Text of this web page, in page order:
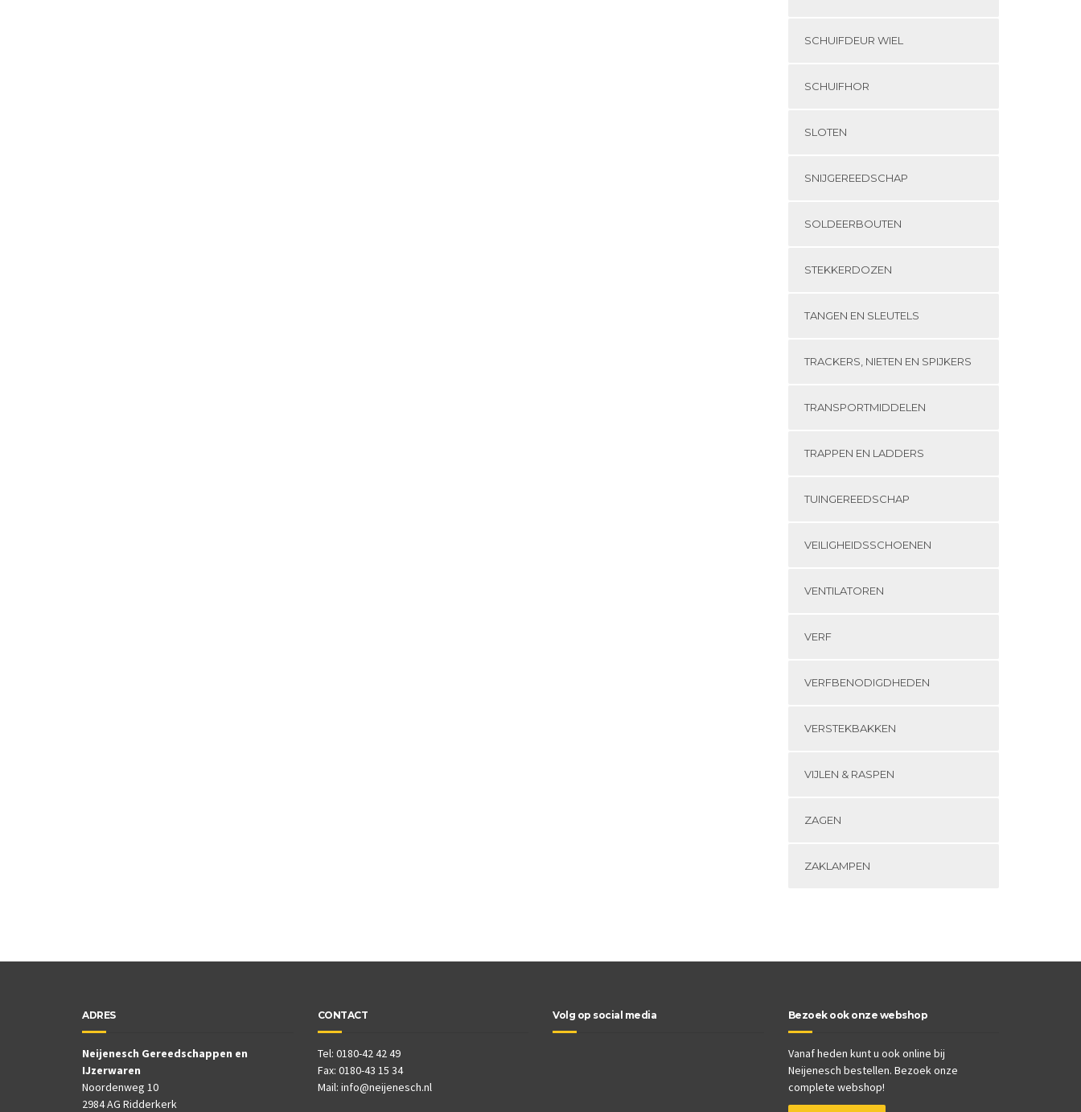
SCHUIFDEUR WIEL
SCHUIFHOR
SLOTEN
SNIJGEREEDSCHAP
SOLDEERBOUTEN
STEKKERDOZEN
TANGEN EN SLEUTELS
TRACKERS, NIETEN EN SPIJKERS
TRANSPORTMIDDELEN
TRAPPEN EN LADDERS
TUINGEREEDSCHAP
VEILIGHEIDSSCHOENEN
VENTILATOREN
VERF
VERFBENODIGDHEDEN
VERSTEKBAKKEN
VIJLEN & RASPEN
ZAGEN
ZAKLAMPEN
ADRES
Neijenesch Gereedschappen en
IJzerwaren
Noordenweg 10
2984 AG Ridderkerk
CONTACT
Tel: 0180-42 42 49
Fax: 0180-43 15 34
Mail: info@neijenesch.nl
Volg op social media Bezoek ook onze webshop
Vanaf heden kunt u ook online bij
Neijenesch bestellen. Bezoek onze
complete webshop!